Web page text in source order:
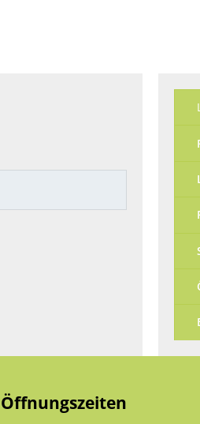
Öffnungszeiten